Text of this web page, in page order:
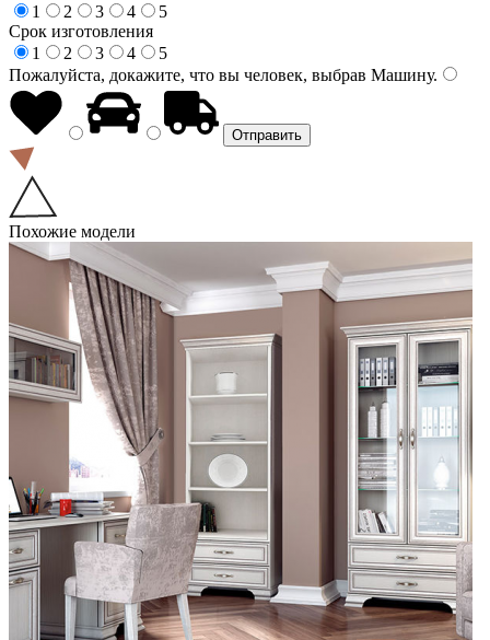
1
2 3 4
5
Срок изготовления
1
2 3 4
5
Пожалуйста, докажите, что вы человек, выбрав Машину.
Похожие модели